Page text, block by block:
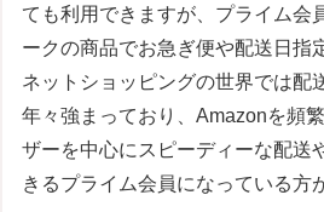
ても利用できますが、プライム会
ークの商品でお急ぎ便や配送日指
ネットショッピングの世界では配
年々強まっており、Amazonを頻
ザーを中心にスピーディーな配送
きるプライム会員になっている方